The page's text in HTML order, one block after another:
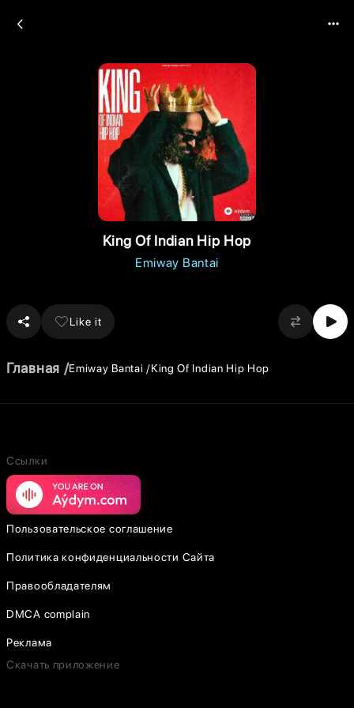
King Of Indian Hip Hop
Emiway Bantai
Like it
Главная Emiway Bantai King Of Indian Hip Hop
Ссылки
Пользовательское соглашение
Политика конфиденциальности Сайта
Правообладателям
DMCA complain
Реклама
Скачать приложение